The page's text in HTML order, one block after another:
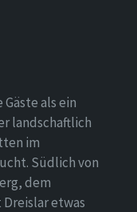
als ein
landschaftlich
im
Südlich von
dem
etwas